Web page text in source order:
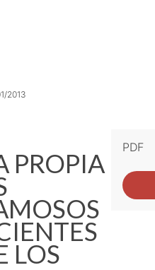
2013
PROPIA
LOS
PDF